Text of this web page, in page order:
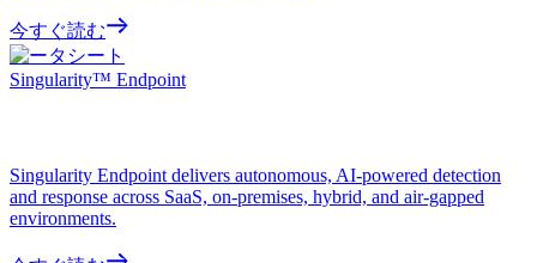
今すぐ読む
データシート
Singularity™ Endpoint
Singularity Endpoint delivers autonomous, AI-powered detection
and response across SaaS, on-premises, hybrid, and air-gapped
environments.